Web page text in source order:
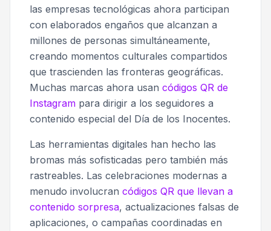
las empresas tecnológicas ahora participan
con elaborados engaños que alcanzan a
millones de personas simultáneamente,
creando momentos culturales compartidos
que trascienden las fronteras geográficas.
Muchas marcas ahora usan códigos QR de
Instagram para dirigir a los seguidores a
contenido especial del Día de los Inocentes.
Las herramientas digitales han hecho las
bromas más sofisticadas pero también más
rastreables. Las celebraciones modernas a
menudo involucran códigos QR que llevan a
contenido sorpresa, actualizaciones falsas de
aplicaciones, o campañas coordinadas en